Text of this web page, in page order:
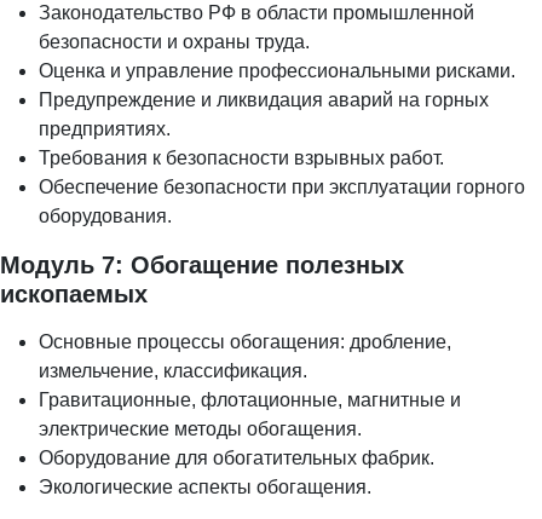
Законодательство РФ в области промышленной
безопасности и охраны труда.
Оценка и управление профессиональными рисками.
Предупреждение и ликвидация аварий на горных
предприятиях.
Требования к безопасности взрывных работ.
Обеспечение безопасности при эксплуатации горного
оборудования.
Модуль 7: Обогащение полезных
ископаемых
Основные процессы обогащения: дробление,
измельчение, классификация.
Гравитационные, флотационные, магнитные и
электрические методы обогащения.
Оборудование для обогатительных фабрик.
Экологические аспекты обогащения.